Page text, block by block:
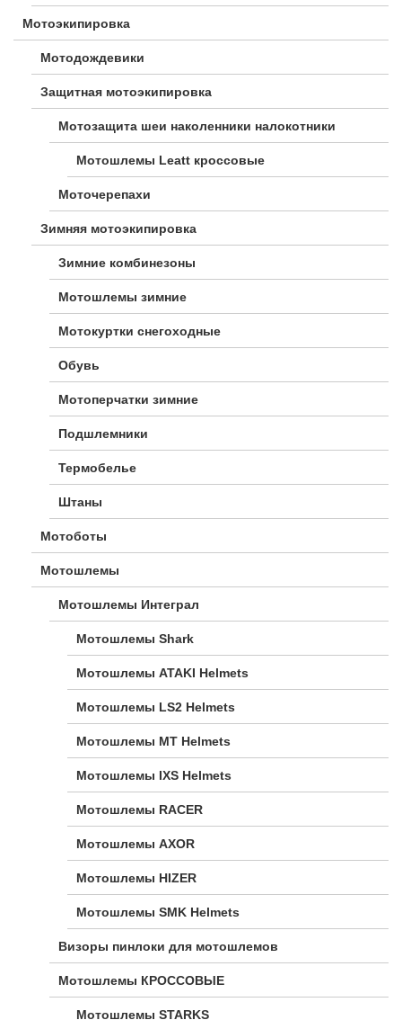
Мотоэкипировка
Мотодождевики
Защитная мотоэкипировка
Мотозащита шеи наколенники налокотники
Мотошлемы Leatt кроссовые
Моточерепахи
Зимняя мотоэкипировка
Зимние комбинезоны
Мотошлемы зимние
Мотокуртки снегоходные
Обувь
Мотоперчатки зимние
Подшлемники
Термобелье
Штаны
Мотоботы
Мотошлемы
Мотошлемы Интеграл
Мотошлемы Shark
Мотошлемы ATAKI Helmets
Мотошлемы LS2 Helmets
Мотошлемы MT Helmets
Мотошлемы IXS Helmets
Мотошлемы RACER
Мотошлемы AXOR
Мотошлемы HIZER
Мотошлемы SMK Helmets
Визоры пинлоки для мотошлемов
Мотошлемы КРОССОВЫЕ
Мотошлемы STARKS